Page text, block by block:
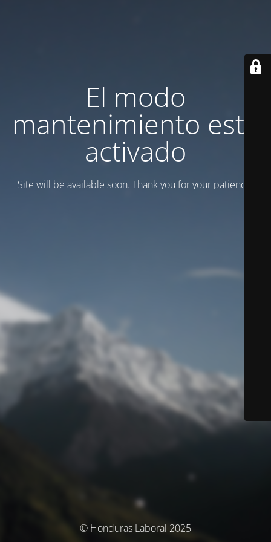
El modo
mantenimiento está
activado
Site will be available soon. Thank you for your patience!
© Honduras Laboral 2025